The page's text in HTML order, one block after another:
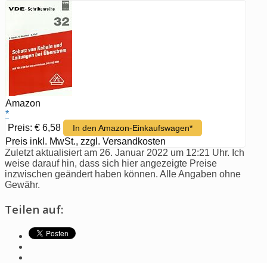
Amazon
*
Preis: € 6,58
In den Amazon-Einkaufswagen*
Preis inkl. MwSt., zzgl. Versandkosten
Zuletzt aktualisiert am 26. Januar 2022 um 12:21 Uhr. Ich
weise darauf hin, dass sich hier angezeigte Preise
inzwischen geändert haben können. Alle Angaben ohne
Gewähr.
Teilen auf: